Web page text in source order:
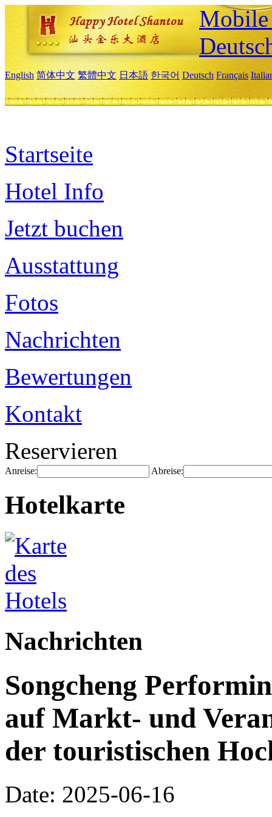
English 简体中文 繁體中文 日本語 한국어 Deutsch Français
Startseite
Hotel Info
Jetzt buchen
Ausstattung
Fotos
Nachrichten
Bewertungen
Kontakt
Reservieren
Anreise: Abreise:
Hotelkarte
Nachrichten
Songcheng
auf Markt- und
der touristischen
Date: 2025-06-16